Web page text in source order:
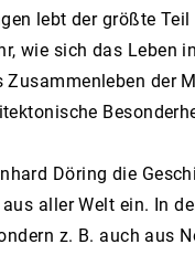
lebt der größte
wie sich das
der
Döring die
aller Welt ein. In
z. B. auch aus